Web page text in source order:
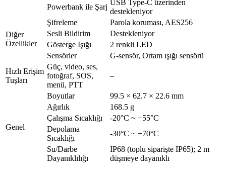
Powerbank ile Şarj
USB Type-C üzerinden
destekleniyor
Diğer
Özellikler
Şifreleme
Parola koruması, AES256
Sesli Bildirim
Destekleniyor
Gösterge Işığı
2 renkli LED
Sensörler
G-sensör, Ortam ışığı sensörü
Hızlı Erişim
Tuşları
Güç, video, ses,
fotoğraf, SOS,
menü, PTT
–
Genel
Boyutlar
99.5 × 62.7 × 22.6 mm
Ağırlık
168.5 g
Çalışma Sıcaklığı
-20°C ~ +55°C
Depolama
Sıcaklığı
-30°C ~ +70°C
Su/Darbe
Dayanıklılığı
IP68 (toplu siparişte IP65); 2 m
düşmeye dayanıklı